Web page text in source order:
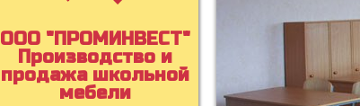
OOO "ПРОМИНВЕСТ"
Производство и
продажа школьной
мебели